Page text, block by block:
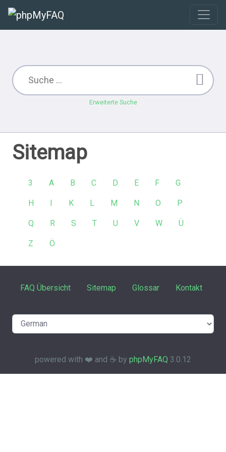
Erweiterte Suche
Sitemap
3 A B C D E F G
H I K L M N O P
Q R S T U V W Ü
Z Ö
FAQ Übersicht Sitemap Glossar Kontakt
powered with ❤️ and ☕️ by phpMyFAQ 3.0.12